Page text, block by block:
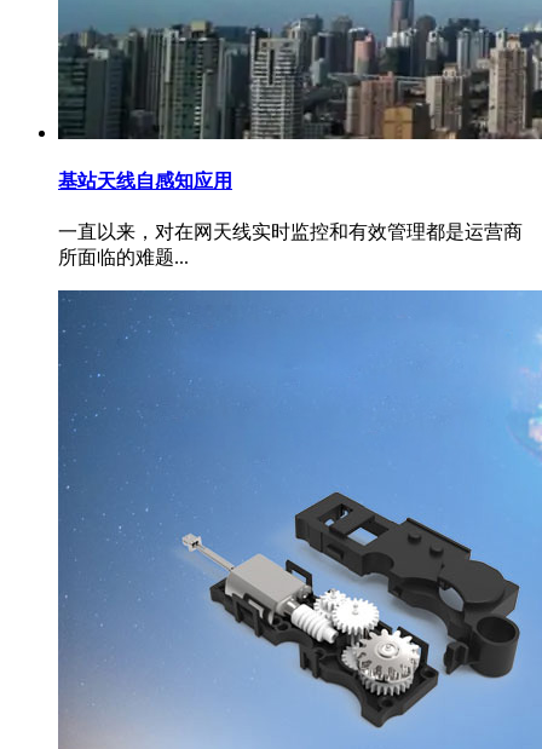
基站天线自感知应用
一直以来，对在网天线实时监控和有效管理都是运营商
所面临的难题...